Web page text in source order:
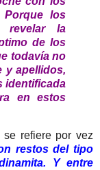
Porque los
revelar la
de los
todavía no
y apellidos,
identificada
en estos
se refiere por vez
restos del tipo
Y entre